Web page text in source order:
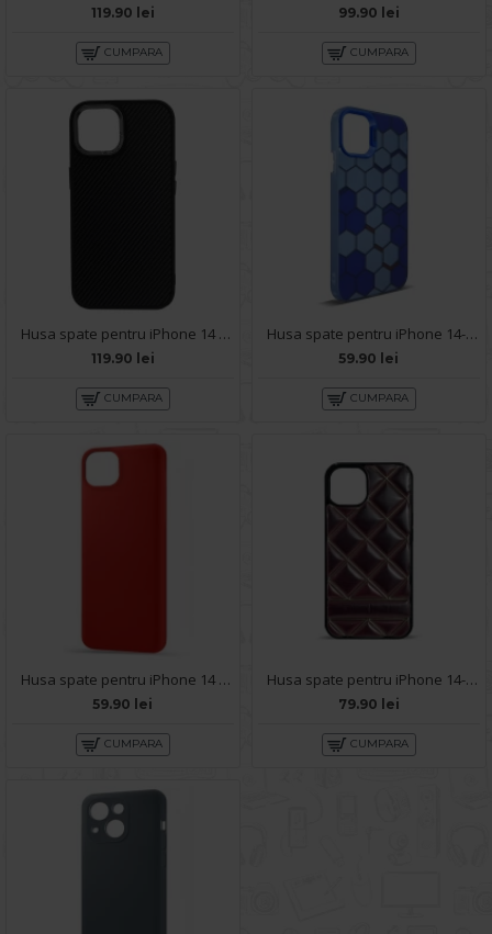
119.90 lei
CUMPARA
99.90 lei
CUMPARA
Husa spate pentru iPhone 14 Motor X Case - Negru
119.90 lei
CUMPARA
Husa spate pentru iPhone 14- Bozo case Albastru
59.90 lei
CUMPARA
Husa spate pentru iPhone 14 - Silicon Line Rosu
59.90 lei
CUMPARA
Husa spate pentru iPhone 14- Tomo case Visiniu
79.90 lei
CUMPARA